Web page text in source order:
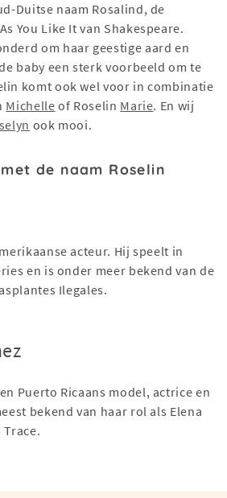
Duitse naam Rosalind, de
You Like It van Shakespeare.
om haar geestige aard en
baby een sterk voorbeeld om te
komt ook wel voor in combinatie
Michelle of Roselin Marie. En wij
ook mooi.
de naam Roselin
acteur. Hij speelt in
en is onder meer bekend van de
Ilegales.
Puerto Ricaans model, actrice en
bekend van haar rol als Elena